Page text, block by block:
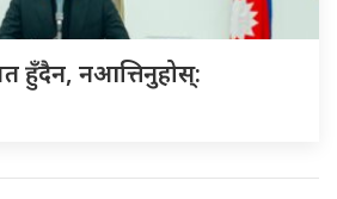
हुँदैन, नआत्तिनुहोस्: